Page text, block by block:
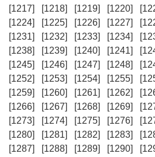
[1217]
[1218] [1219] [1220]
[1224]
[1225] [1226] [1227]
[1231]
[1232] [1233] [1234]
[1238]
[1239] [1240] [1241]
[1245]
[1246] [1247] [1248]
[1252]
[1253] [1254] [1255]
[1259]
[1260] [1261] [1262]
[1266]
[1267] [1268] [1269]
[1273]
[1274] [1275] [1276]
[1280]
[1281] [1282] [1283]
[1287]
[1288] [1289] [1290]